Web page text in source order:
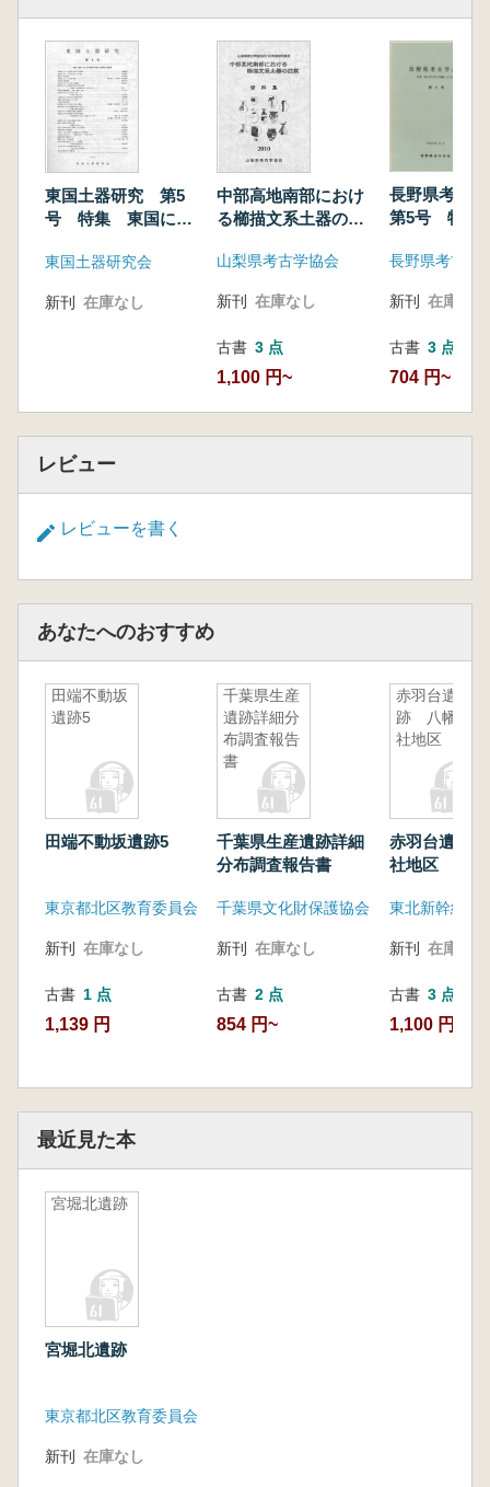
東国土器研究 第5
号 特集 東国にお
土器様相と諸問題
東国土器研究会
新刊 在庫なし
中部高地南部におけ
る櫛描文系土器の拡
山梨県考古学協会
新刊 在庫なし
古書 3 点
1,100 円~
長野県考古
第5号 特集:
開
長野県考古学
新刊 在庫なし
古書 3 点
704 円~
レビュー
レビューを書く
あなたへのおすすめ
田端不動坂
遺跡5
田端不動坂遺跡5
東京都北区教育委員会
新刊 在庫なし
古書 1 点
1,139 円
千葉県生産
遺跡詳細分
布調査報告
書
千葉県生産遺跡詳細
分布調査報告書
千葉県文化財保護協会
新刊 在庫なし
古書 2 点
854 円~
赤羽台遺
跡 八幡神
社地区
赤羽台遺跡
社地区
新刊 在庫なし
古書 3 点
1,100 円~
最近見た本
宮堀北遺跡
宮堀北遺跡
東京都北区教育委員会
新刊 在庫なし